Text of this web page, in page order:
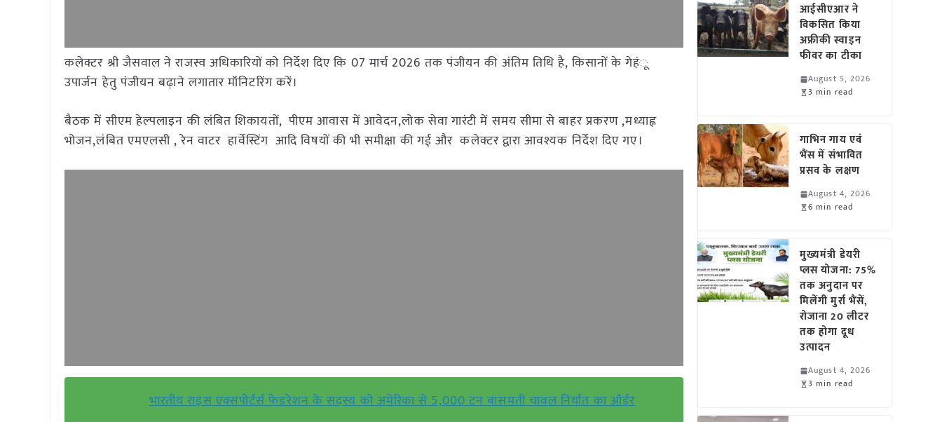
कलेक्टर श्री जैसवाल ने राजस्व अधिकारियों को निर्देश दिए कि 07 मार्च 2026 तक पंजीयन की अंतिम तिथि है, किसानों के गेहंू
उपार्जन हेतु पंजीयन बढ़ाने लगातार मॉनिटरिंग करें।
बैठक में सीएम हेल्पलाइन की लंबित शिकायतों, पीएम आवास में आवेदन,लोक सेवा गारंटी में समय सीमा से बाहर प्रकरण ,मध्याह्न
भोजन,लंबित एमएलसी , रेन वाटर हार्वेस्टिंग आदि विषयों की भी समीक्षा की गई और कलेक्टर द्वारा आवश्यक निर्देश दिए गए।
भारतीय राइस एक्सपोर्टर्स फेडरेशन के सदस्य को अमेरिका से 5,000 टन बासमती चावल निर्यात का ऑर्डर
आईसीएआर ने
विकसित किया
अफ्रीकी स्वाइन
फीवर का टीका
August 5, 2026
3 min read
गाभिन गाय एवं
भैंस में संभावित
प्रसव के लक्षण
August 4, 2026
6 min read
मुख्यमंत्री डेयरी
प्लस योजना: 75%
तक अनुदान पर
मिलेंगी मुर्रा भैंसें,
रोजाना 20 लीटर
तक होगा दूध
उत्पादन
August 4, 2026
3 min read